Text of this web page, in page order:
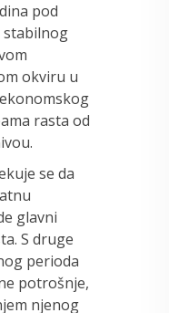
pod
stabilnog
okviru u
rasta od
se da
glavni
S druge
perioda
potrošnje,
njenog